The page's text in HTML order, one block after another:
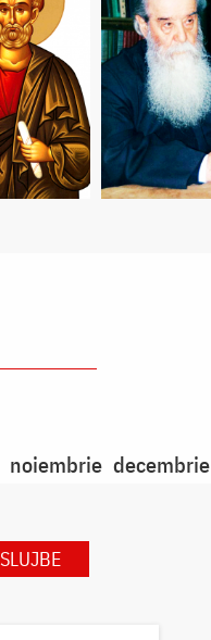
noiembrie decembrie
SLUJBE